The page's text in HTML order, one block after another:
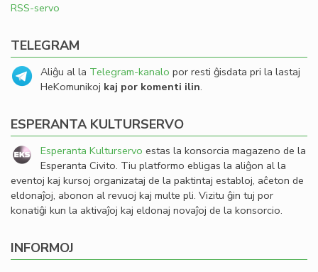
RSS-servo
TELEGRAM
Aliĝu al la Telegram-kanalo por resti ĝisdata pri la lastaj
HeKomunikoj kaj por komenti ilin.
ESPERANTA KULTURSERVO
Esperanta Kulturservo estas la konsorcia magazeno de la
Esperanta Civito. Tiu platformo ebligas la aliĝon al la
eventoj kaj kursoj organizataj de la paktintaj establoj, aĉeton de
eldonaĵoj, abonon al revuoj kaj multe pli. Vizitu ĝin tuj por
konatiĝi kun la aktivaĵoj kaj eldonaj novaĵoj de la konsorcio.
INFORMOJ